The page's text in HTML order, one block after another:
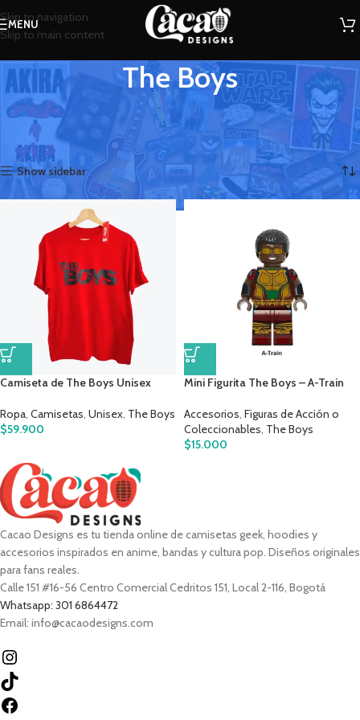
Skip to navigation
Skip to main content
MENU
The Boys
Ropa y accesorios de la serie The Boys
The Boys Mostrando los 2 resultados
Show sidebar
Camiseta de The Boys Unisex
Ropa, Camisetas, Unisex, The Boys
$59.900
Mini Figurita The Boys – A-Train
Accesorios, Figuras de Acción o
Coleccionables, The Boys
$15.000
Cacao Designs es tu tienda online de camisetas geek, hoodies y
accesorios inspirados en anime, bandas y cultura pop. Diseños originales
para fans reales.
Calle 151 #16-56 Centro Comercial Cedritos 151, Local 2-116, Bogotá
Whatsapp: 301 6864472
Email: info@cacaodesigns.com